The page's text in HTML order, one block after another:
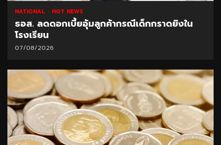
NATIONAL HOT NEWS
ธอส. ลดดอกเบี้ยอุ้มลูกค้ากรณีเด็กกราดยิงใน
โรงเรียน
07/08/2026